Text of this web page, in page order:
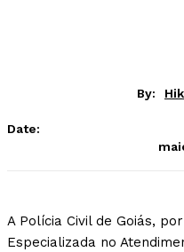
By:
Date:
A Polícia Civil de Goiás,
Especializada no